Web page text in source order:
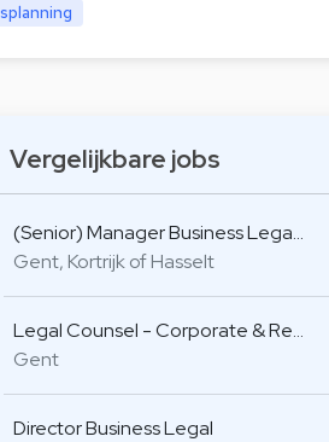
Vergelijkbare jobs
(Senior) Manager Business Lega…
Gent, Kortrijk of Hasselt
Legal Counsel - Corporate & Re…
Gent
Director Business Legal